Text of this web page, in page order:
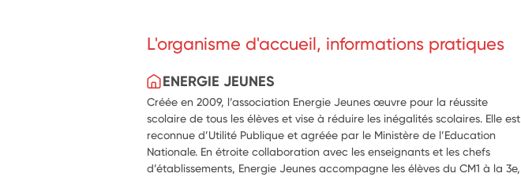
L'organisme d'accueil, informations pratiques
ENERGIE JEUNES
Créée en 2009, l’association Energie Jeunes œuvre pour la réussite
scolaire de tous les élèves et vise à réduire les inégalités scolaires. Elle est
reconnue d’Utilité Publique et agréée par le Ministère de l’Education
Nationale. En étroite collaboration avec les enseignants et les chefs
d’établissements, Energie Jeunes accompagne les élèves du CM1 à la 3e,